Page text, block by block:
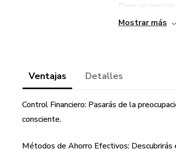
Crear un
¡Es hora de que
Mostrar más
Ventajas Detalles
Control Financiero: Pasarás de la
consciente.
Métodos de Ahorro Efectivos: Descubrirás